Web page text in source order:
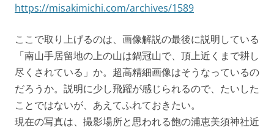
https://misakimichi.com/archives/1589
ここで取り上げるのは、画像解説の最後に説明している
「南山手居留地の上の山は鍋冠山で、頂上近くまで耕し
尽くされている」か。超高精細画像はそうなっているの
だろうか。説明に少し飛躍が感じられるので、たいした
ことではないが、あえてふれておきたい。
現在の写真は、撮影場所と思われる飽の浦恵美須神社近